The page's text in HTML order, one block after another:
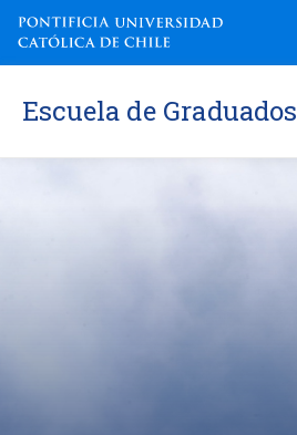
Escuela de Graduados